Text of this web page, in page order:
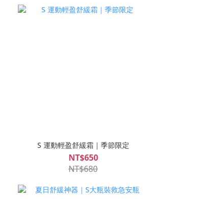
S 運動輕盈舒緩霜｜季節限定
NT$650
NT$680